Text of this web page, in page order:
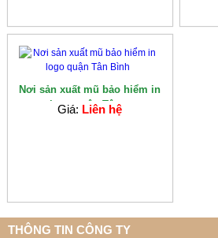
Nơi sản xuất mũ bảo hiểm in
logo quận Tân...
Giá: Liên hệ
THÔNG TIN CÔNG TY